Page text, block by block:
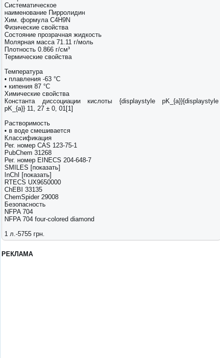
Систематическое
наименование Пирролидин
Хим. формула C4H9N
Физические свойства
Состояние прозрачная жидкость
Молярная масса 71.11 г/моль
Плотность 0.866 г/см³
Термические свойства
Температура
• плавления -63 °C
• кипения 87 °C
Химические свойства
Константа диссоциации кислоты {displaystyle pK_{a}}{displaystyle
pK_{a}} 11, 27 ± 0, 01[1]
Растворимость
• в воде смешивается
Классификация
Рег. номер CAS 123-75-1
PubChem 31268
Рег. номер EINECS 204-648-7
SMILES [показать]
InChI [показать]
RTECS UX9650000
ChEBI 33135
ChemSpider 29008
Безопасность
NFPA 704
NFPA 704 four-colored diamond
1 л.-5755 грн.
РЕКЛАМА